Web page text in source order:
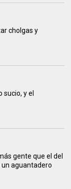
cholgas y
sucio, y el
gente que el del
aguantadero